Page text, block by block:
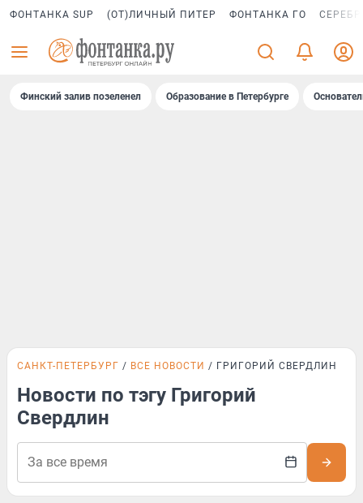
ФОНТАНКА SUP (ОТ)ЛИЧНЫЙ ПИТЕР ФОНТАНКА ГО
Финский залив позеленел Образование в Петербурге
САНКТ-ПЕТЕРБУРГ ВСЕ НОВОСТИ ГРИГОРИЙ СВЕРДЛИН
Новости по тэгу Григорий
Свердлин